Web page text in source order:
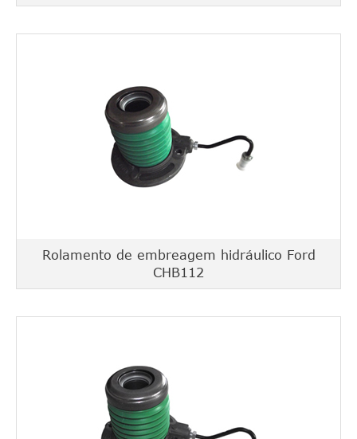
Rolamento de embreagem hidráulico Ford
CHB112